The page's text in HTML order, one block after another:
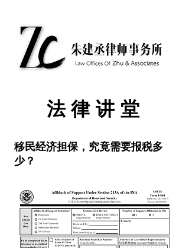
​法律讲堂
移民经济担保，究竟需要报税多
少？